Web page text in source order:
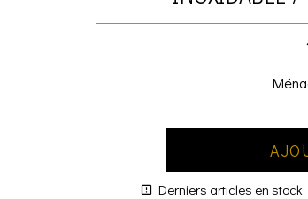
Derniers articles en stock